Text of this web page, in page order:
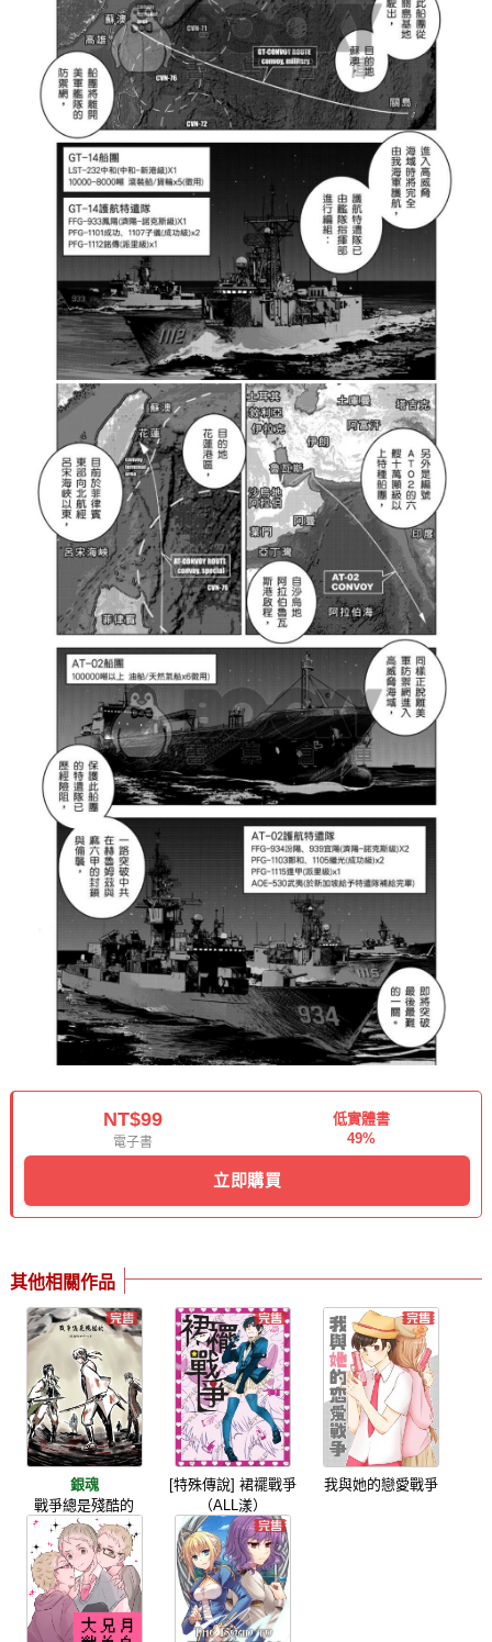
NT$99
電子書
低實體書
49%
立即購買
其他相關作品
銀魂
戰爭總是殘酷的
[特殊傳說] 裙襬戰爭
（ALL漾）
我與她的戀愛戰爭